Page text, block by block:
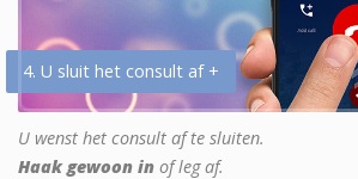
4. U sluit het consult af +
U wenst het consult af te sluiten.
Haak gewoon in of leg af.